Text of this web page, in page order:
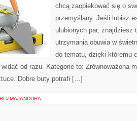
chcą zaopiekować się o
przemyślany. Jeśli lubisz
ulubionych par, znajdziesz
utrzymania obuwia w
do tematu, dzięki któremu
od razu. Kategorie to: Zrównoważona
Dobre buty potrafi […]